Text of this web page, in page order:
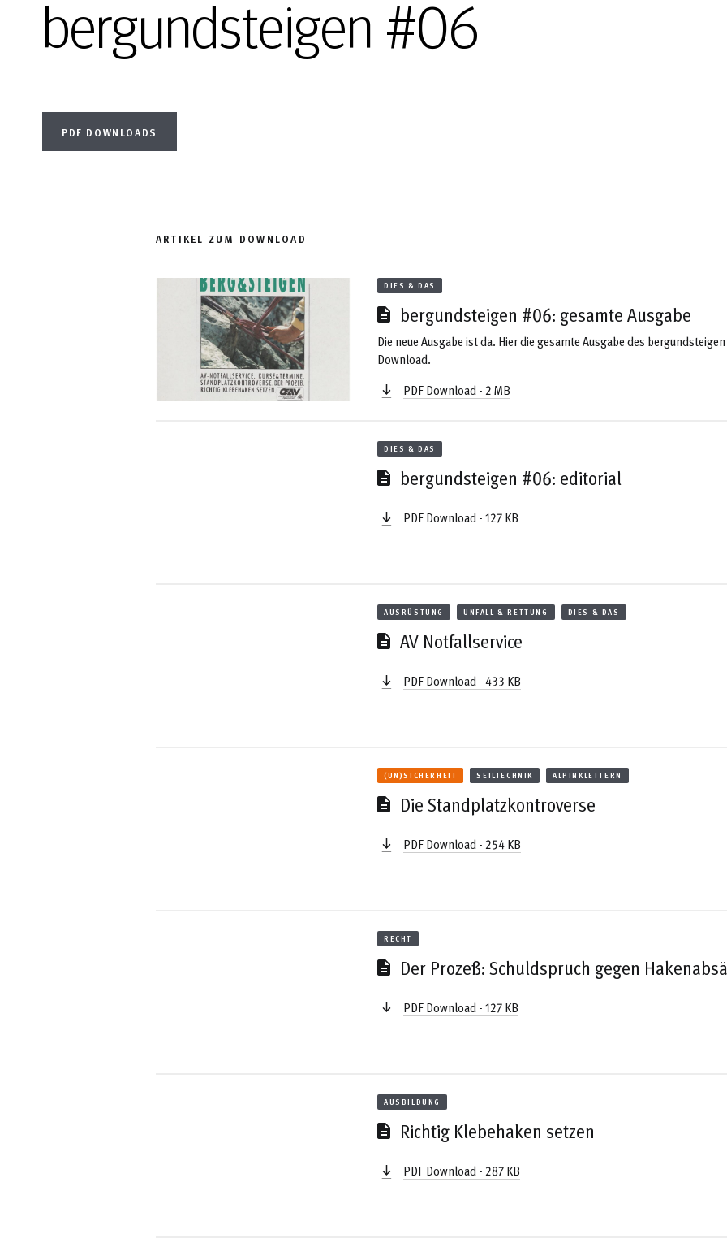
bergundsteigen #06
PDF DOWNLOADS
ARTIKEL ZUM DOWNLOAD
DIES & DAS
bergundsteigen #06: gesamte Ausgabe
Die neue Ausgabe ist da. Hier die gesamte Ausgabe des
Download.
PDF Download - 2 MB
DIES & DAS
bergundsteigen #06: editorial
PDF Download - 127 KB
AUSRÜSTUNG UNFALL & RETTUNG DIES & DAS
AV Notfallservice
PDF Download - 433 KB
(UN)SICHERHEIT SEILTECHNIK ALPINKLETTERN
Die Standplatzkontroverse
PDF Download - 254 KB
RECHT
Der Prozeß: Schuldspruch gegen
PDF Download - 127 KB
AUSBILDUNG
Richtig Klebehaken setzen
PDF Download - 287 KB